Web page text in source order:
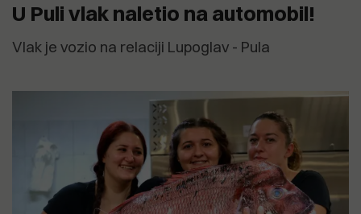
U Puli vlak naletio na automobil!
Vlak je vozio na relaciji Lupoglav - Pula